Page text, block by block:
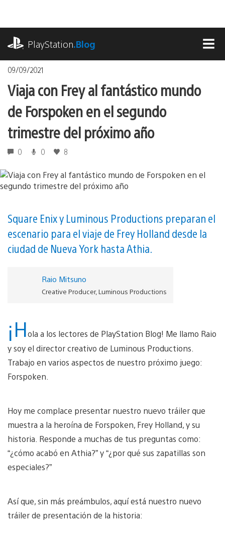
contenido
PlayStation.Blog
09/09/2021
Viaja con Frey al fantástico mundo
de Forspoken en el segundo
trimestre del próximo año
0 0 8
Square Enix y Luminous Productions preparan el
escenario para el viaje de Frey Holland desde la
ciudad de Nueva York hasta Athia.
Raio Mitsuno
Creative Producer, Luminous Productions
¡Hola a los lectores de PlayStation Blog! Me llamo Raio
y soy el director creativo de Luminous Productions.
Trabajo en varios aspectos de nuestro próximo juego:
Forspoken.
Hoy me complace presentar nuestro nuevo tráiler que
muestra a la heroína de Forspoken, Frey Holland, y su
historia. Responde a muchas de tus preguntas como:
“¿cómo acabó en Athia?” y “¿por qué sus zapatillas son
especiales?”
Así que, sin más preámbulos, aquí está nuestro nuevo
tráiler de presentación de la historia: